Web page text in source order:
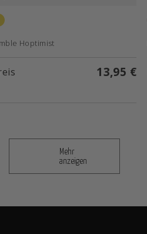
Hoptimist
13,95 €
Mehr
anzeigen